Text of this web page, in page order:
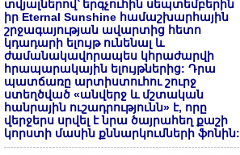
տվյալներով՝ երգչուհին սեպտեմբերին
իր Eternal Sunshine համաշխարհային
շրջագայության ավարտից հետո
կդադարի ելույթ ունենալ և
ժամանակավորապես կհրաժարվի
հրապարակային ելույթներից: Դրա
պատճառը արտիստուհու շուրջ
ստեղծված «անվերջ և մշտական
հանրային ուշադրությունն» է, որը
վերջերս սրվել է նրա ծայրահեղ քաշի
կորստի մասին քննարկումների ֆոնին: